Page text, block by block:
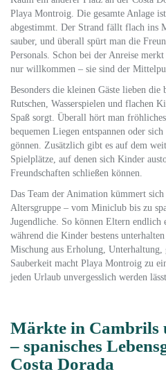
Playa Montroig. Die gesamte Anlage
abgestimmt. Der Strand fällt flach ins
sauber, und überall spürt man die
Personals. Schon bei der Anreise
nur willkommen – sie sind der
Besonders die kleinen Gäste lieben
Rutschen, Wasserspielen und flachen
Spaß sorgt. Überall hört man
bequemen Liegen entspannen oder
gönnen. Zusätzlich gibt es auf dem
Spielplätze, auf denen sich Kinder
Freundschaften schließen können.
Das Team der Animation kümmert
Altersgruppe – vom Miniclub bis zu
Jugendliche. So können Eltern endlich
während die Kinder bestens
Mischung aus Erholung,
Sauberkeit macht Playa Montroig zu
jeden Urlaub unvergesslich werden
Märkte in Cambrils
– spanisches
Costa Dorada